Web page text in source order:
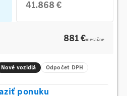
41.868 €
881 €mesačne
Nové vozidlá Odpočet DPH
ponuku